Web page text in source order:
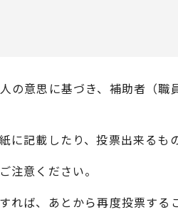
の意思に基づき、補助者（職
記載したり、投票出来るも
意ください。
れば、あとから再度投票する